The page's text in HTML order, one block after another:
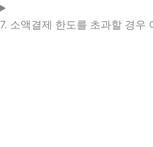
7. 소액결제 한도를 초과할 경우